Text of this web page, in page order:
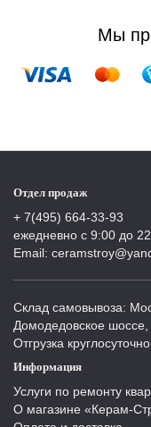
Мы
Отдел продаж
+ 7(495) 664-33-93
ежедневно с 9:00 до
Email:
Склад самовывоза:
Домодедовское
Отгрузка круглосуточно.
Информация
Услуги по ремонту
О магазине «Керам-